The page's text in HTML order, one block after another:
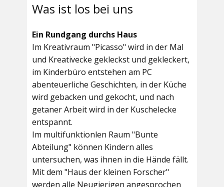
Was ist los bei uns
Ein Rundgang durchs Haus
Im Kreativraum "Picasso" wird in der Mal
und Kreativecke gekleckst und gekleckert,
im Kinderbüro entstehen am PC
abenteuerliche Geschichten, in der Küche
wird gebacken und gekocht, und nach
getaner Arbeit wird in der Kuschelecke
entspannt.
Im multifunktionlen Raum "Bunte
Abteilung" können Kindern alles
untersuchen, was ihnen in die Hände fällt.
Mit dem "Haus der kleinen Forscher"
werden alle Neugierigen angesprochen